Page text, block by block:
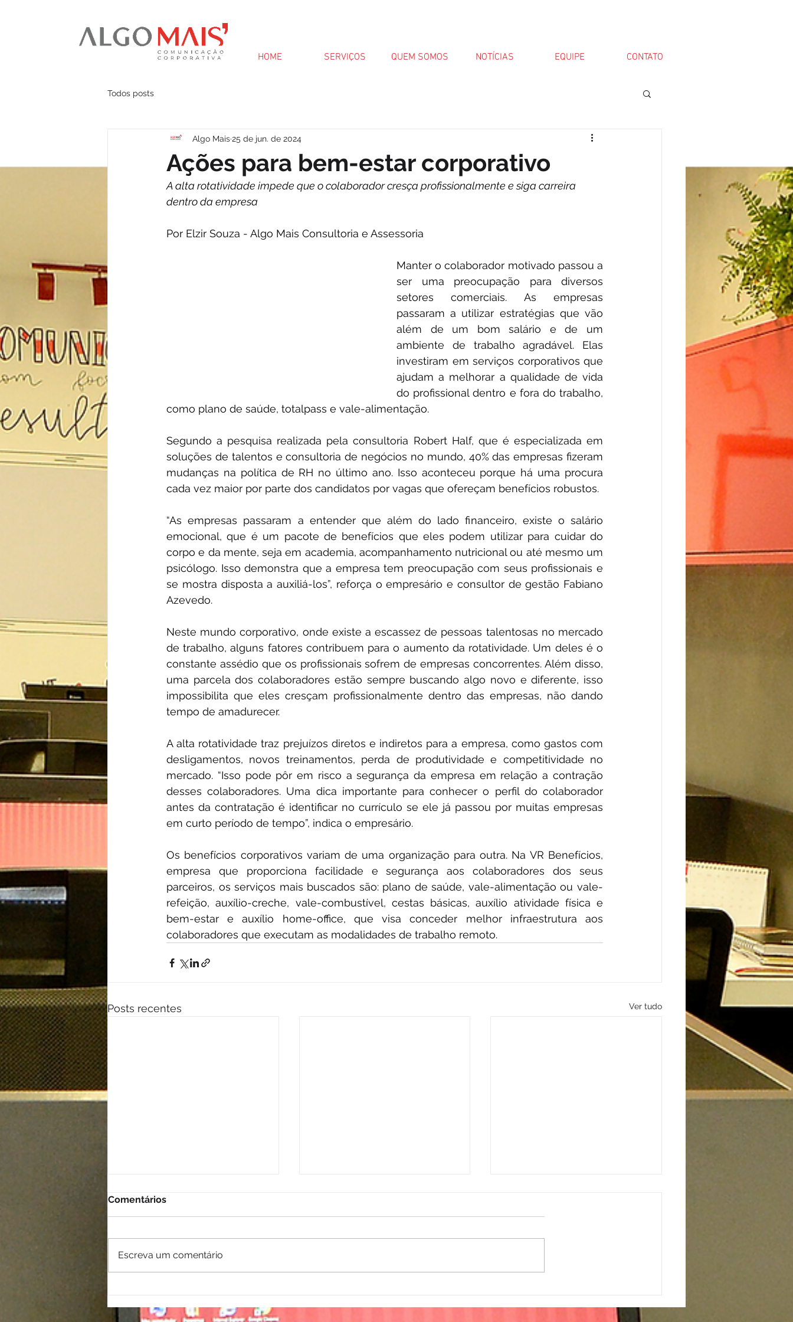
HOME SERVIÇOS QUEM SOMOS NOTÍCIAS EQUIPE CONTATO
Todos posts
Ações para bem-estar corporativo
Algo Mais25 de jun. de 2024
A alta rotatividade impede que o colaborador cresça profissionalmente e siga carreira
dentro da empresa
Por Elzir Souza - Algo Mais Consultoria e Assessoria
Manter o colaborador motivado passou a
ser uma preocupação para diversos
setores comerciais. As empresas
passaram a utilizar estratégias que vão
além de um bom salário e de um
ambiente de trabalho agradável. Elas
investiram em serviços corporativos que
ajudam a melhorar a qualidade de vida
do profissional dentro e fora do trabalho,
como plano de saúde, totalpass e vale-alimentação.
Segundo a pesquisa realizada pela consultoria Robert Half, que é especializada em
soluções de talentos e consultoria de negócios no mundo, 40% das empresas fizeram
mudanças na política de RH no último ano. Isso aconteceu porque há uma procura
cada vez maior por parte dos candidatos por vagas que ofereçam benefícios robustos.
“As empresas passaram a entender que além do lado financeiro, existe o salário
emocional, que é um pacote de benefícios que eles podem utilizar para cuidar do
corpo e da mente, seja em academia, acompanhamento nutricional ou até mesmo um
psicólogo. Isso demonstra que a empresa tem preocupação com seus profissionais e
se mostra disposta a auxiliá-los”, reforça o empresário e consultor de gestão Fabiano
Azevedo.
Neste mundo corporativo, onde existe a escassez de pessoas talentosas no mercado
de trabalho, alguns fatores contribuem para o aumento da rotatividade. Um deles é o
constante assédio que os profissionais sofrem de empresas concorrentes. Além disso,
uma parcela dos colaboradores estão sempre buscando algo novo e diferente, isso
impossibilita que eles cresçam profissionalmente dentro das empresas, não dando
tempo de amadurecer.
A alta rotatividade traz prejuízos diretos e indiretos para a empresa, como gastos com
desligamentos, novos treinamentos, perda de produtividade e competitividade no
mercado. “Isso pode pôr em risco a segurança da empresa em relação a contração
desses colaboradores. Uma dica importante para conhecer o perfil do colaborador
antes da contratação é identificar no currículo se ele já passou por muitas empresas
em curto período de tempo”, indica o empresário.
Os benefícios corporativos variam de uma organização para outra. Na VR Benefícios,
empresa que proporciona facilidade e segurança aos colaboradores dos seus
parceiros, os serviços mais buscados são: plano de saúde, vale-alimentação ou vale-
refeição, auxílio-creche, vale-combustível, cestas básicas, auxílio atividade física e
bem-estar e auxílio home-office, que visa conceder melhor infraestrutura aos
colaboradores que executam as modalidades de trabalho remoto.
Posts recentes Ver tudo
Comentários
Escreva um comentário